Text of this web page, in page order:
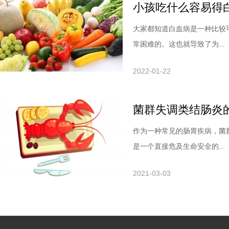
小孩吃什么容易得
大家都知道白血病是一种比
常困难的。这也就导致了为...
2022-01-22
菌群失调类结肠炎
作为一种常见的肠胃疾病，
是一个直接危及生命安全的...
2021-03-03